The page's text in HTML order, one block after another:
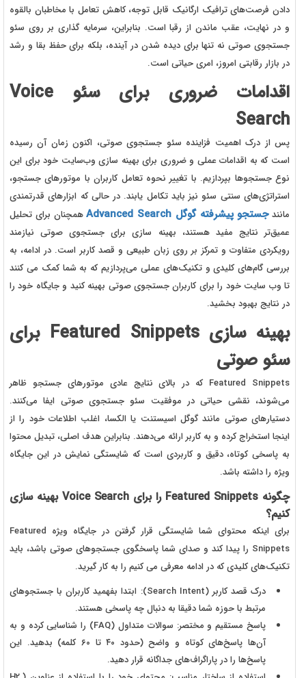
دادن فرصت‌های ترافیک ارگانیک قابل توجه، کاهش تعامل با مخاطبان بالقوه
و در نهایت، عقب ماندن از رقبا است. بنابراین، سرمایه‌ گذاری بر روی سئو
جستجوی صوتی نه تنها برای دیده شدن در آینده، بلکه برای حفظ بقا و رشد
در بازار رقابتی امروز، امری حیاتی است.
اقدامات ضروری برای سئو Voice
Search
پس از درک اهمیت فزاینده سئو جستجوی صوتی، اکنون زمان آن رسیده
است که به اقدامات عملی و ضروری برای بهینه‌ سازی وب‌سایت خود برای این
نوع جستجوها بپردازیم. با تغییر نحوه تعامل کاربران با موتورهای جستجو،
استراتژی‌های سنتی سئو نیز باید تکامل یابند. در حالی که ابزارهای قدرتمندی
مانندجستجو پیشرفته گوگل Advanced Search
همچنان برای تحلیل
عمیق‌تر نتایج مفید هستند، بهینه‌ سازی برای جستجوی صوتی نیازمند
رویکردی متفاوت و تمرکز بر روی زبان طبیعی و قصد کاربر است. در ادامه، به
بررسی گام‌های کلیدی و تکنیک‌های عملی می‌پردازیم که به شما کمک می‌ کنند
تا وب‌ سایت خود را برای کاربران جستجوی صوتی بهینه کنید و جایگاه خود را
در نتایج بهبود بخشید.
بهینه‌ سازی Featured Snippets برای
سئو صوتی
Featured Snippets که در بالای نتایج عادی موتورهای جستجو ظاهر
می‌شوند، نقشی حیاتی در موفقیت سئو جستجوی صوتی ایفا می‌کنند.
دستیارهای صوتی مانند گوگل اسیستنت یا الکسا، اغلب اطلاعات خود را از
اینجا استخراج کرده و به کاربر ارائه می‌دهند. بنابراین هدف اصلی، تبدیل محتوا
به پاسخی کوتاه، دقیق و کاربردی است که شایستگی نمایش در این جایگاه
ویژه را داشته باشد.
چگونه Featured Snippets را برای Voice Search بهینه‌ سازی
کنیم؟
برای اینکه محتوای شما شایستگی قرار گرفتن در جایگاه ویژه Featured
Snippets را پیدا کند و صدای شما پاسخگوی جستجوهای صوتی باشد، باید
تکنیک‌های کلیدی که در ادامه معرفی می کنیم را به کار گیرید.
درک قصد کاربر (Search Intent): ابتدا بفهمید کاربران با جستجوهای
مرتبط با حوزه شما دقیقا به دنبال چه پاسخی هستند.
پاسخ مستقیم و مختصر: سوالات متداول (FAQ) را شناسایی کرده و به
آن‌ها پاسخ‌های کوتاه و واضح (حدود ۴۰ تا ۶۰ کلمه) بدهید. این
پاسخ‌ها را در پاراگراف‌های جداگانه قرار دهید.